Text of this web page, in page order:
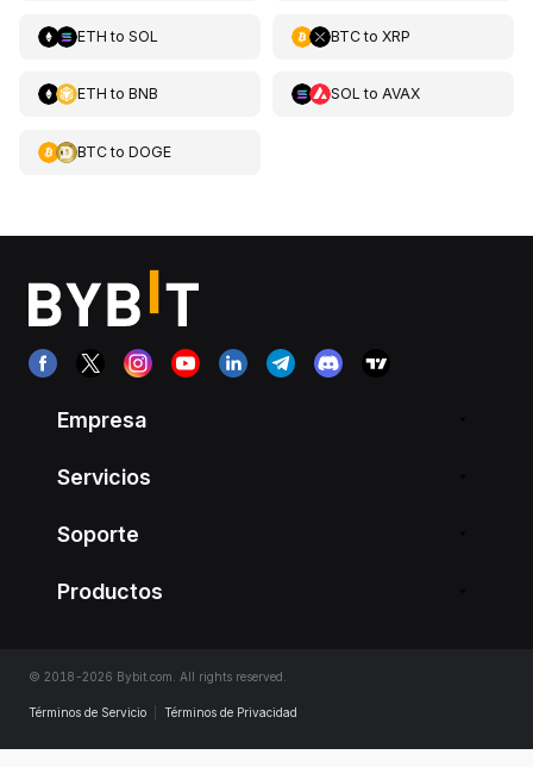
ETH to SOL BTCto XRP
ETH to BNB SOL to AVAX
BTCto DOGE
Empresa
Servicios
Soporte
Productos
© 2018-2026 Bybit.com. All rights reserved.
Términos de Servicio Términos de Privacidad